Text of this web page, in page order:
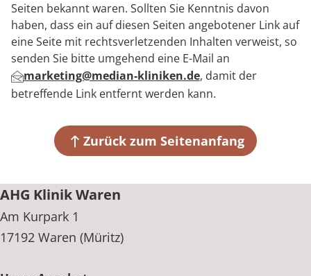
Seiten bekannt waren. Sollten Sie Kenntnis davon
haben, dass ein auf diesen Seiten angebotener Link auf
eine Seite mit rechtsverletzenden Inhalten verweist, so
senden Sie bitte umgehend eine E-Mail an
marketing@median-kliniken.de, damit der
betreffende Link entfernt werden kann.
Zurück zum Seitenanfang
AHG Klinik Waren
Am Kurpark 1
17192 Waren (Müritz)